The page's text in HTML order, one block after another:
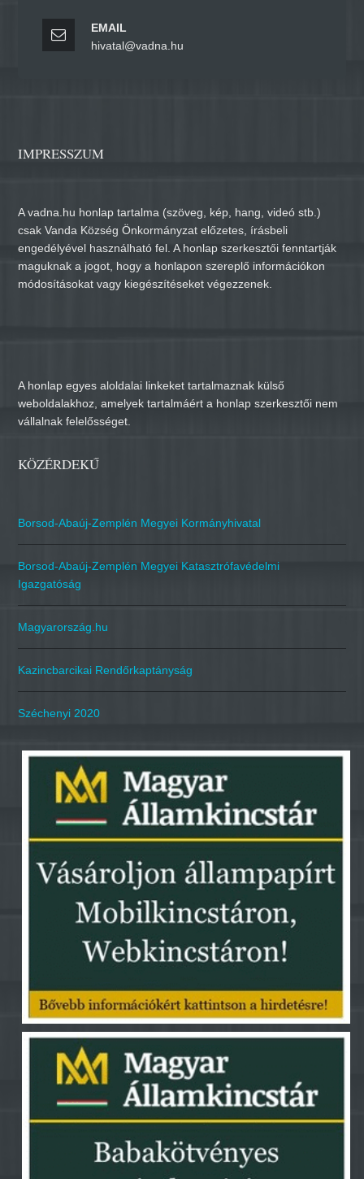
EMAIL
hivatal@vadna.hu
IMPRESSZUM
A vadna.hu honlap tartalma (szöveg, kép, hang, videó stb.)
csak Vanda Község Önkormányzat előzetes, írásbeli
engedélyével használható fel. A honlap szerkesztői fenntartják
maguknak a jogot, hogy a honlapon szereplő információkon
módosításokat vagy kiegészítéseket végezzenek.
A honlap egyes aloldalai linkeket tartalmaznak külső
weboldalakhoz, amelyek tartalmáért a honlap szerkesztői nem
vállalnak felelősséget.
KÖZÉRDEKŰ
Borsod-Abaúj-Zemplén Megyei Kormányhivatal
Borsod-Abaúj-Zemplén Megyei Katasztrófavédelmi
Igazgatóság
Magyarország.hu
Kazincbarcikai Rendőrkaptányság
Széchenyi 2020